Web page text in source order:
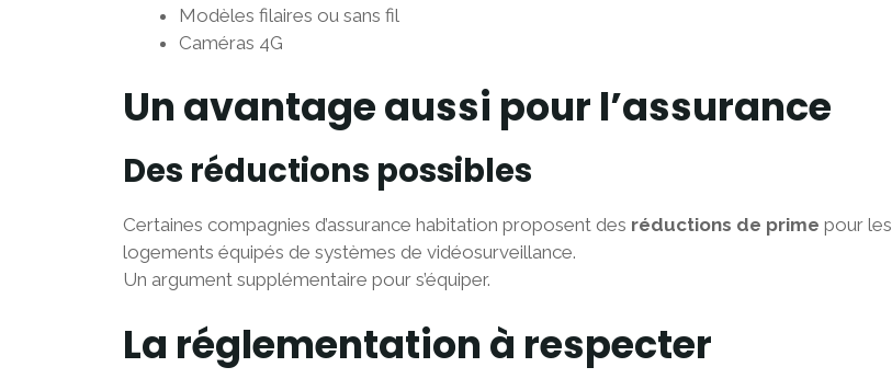
Modèles filaires ou sans fil
Caméras 4G
Un avantage aussi pour l’assurance
Des réductions possibles
Certaines compagnies d’assurance habitation proposent des réductions de prime pour les
logements équipés de systèmes de vidéosurveillance.
Un argument supplémentaire pour s’équiper.
La réglementation à respecter